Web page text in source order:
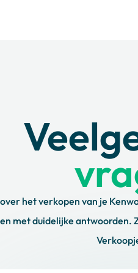
Je Kenworth
het formulier in en ontvang
staan voor je klaar.
het verkopen van je
met duidelijke antwoorden.